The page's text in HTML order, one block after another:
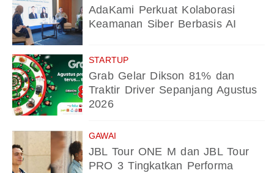
AdaKami Perkuat Kolaborasi
Keamanan Siber Berbasis AI
STARTUP
Grab Gelar Dikson 81% dan
Traktir Driver Sepanjang Agustus
2026
GAWAI
JBL Tour ONE M dan JBL Tour
PRO 3 Tingkatkan Performa